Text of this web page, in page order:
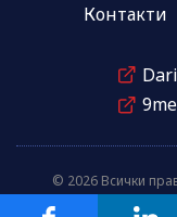
Контакти
© 2026 Всички